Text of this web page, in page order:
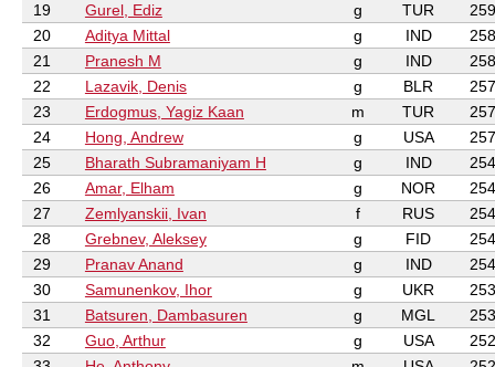
19
Gurel, Ediz g TUR
20
Aditya Mittal g IND
21
Pranesh M g IND
22
Lazavik, Denis g BLR
23
Erdogmus, Yagiz Kaan m TUR
24
Hong, Andrew g USA
25
Bharath Subramaniyam H g IND
26
Amar, Elham g NOR
27
Zemlyanskii, Ivan f RUS
28
Grebnev, Aleksey g FID
29
Pranav Anand g IND
30
Samunenkov, Ihor g UKR
31
Batsuren, Dambasuren g MGL
32
Guo, Arthur g USA